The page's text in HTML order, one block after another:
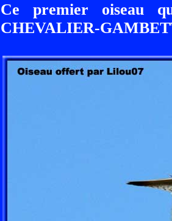
Ce premier oiseau
CHEVALIER-